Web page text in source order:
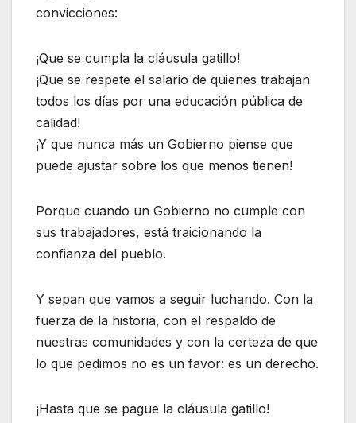
convicciones:
¡Que se cumpla la cláusula gatillo!
¡Que se respete el salario de quienes trabajan
todos los días por una educación pública de
calidad!
¡Y que nunca más un Gobierno piense que
puede ajustar sobre los que menos tienen!
Porque cuando un Gobierno no cumple con
sus trabajadores, está traicionando la
confianza del pueblo.
Y sepan que vamos a seguir luchando. Con la
fuerza de la historia, con el respaldo de
nuestras comunidades y con la certeza de que
lo que pedimos no es un favor: es un derecho.
¡Hasta que se pague la cláusula gatillo!